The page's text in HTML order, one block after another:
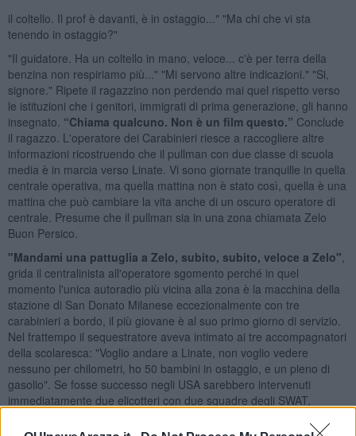
il coltello. Il prof è davanti, è in ostaggio..." "Ma chi che vi sta
tenendo in ostaggio?"
"Il guidatore. Ha un coltello in mano, veloce... c'è per terra della
benzina non respiriamo più..." "Mi servono altre indicazioni." "Si,
signore." Ripete il ragazzino non perdendo mai quel rispetto verso
le istituzioni che i genitori, immigrati di prima generazione, gli hanno
insegnato. “Chiama qualcuno. Non è un film questo.” Conclude
il ragazzo. L'operatore dei Carabinieri riesce a raccogliere altre
informazioni ricostruendo che il pullman con due classe di scuola
media è in marcia verso Linate. Vi sono giornate tranquille in quella
centrale operativa, ma quella mattina non è stato così, quella è una
mattina che può cambiare la vita anche di un oscuro operatore di
centrale. Presume che il pullman sia in una zona chiamata Zelo
Buon Persico.
"Mandami una pattuglia a Zelo, subito, subito, veloce a Zelo"
grida il centralinista all'operatore sgomento perché in quel
momento l'unica autoradio più vicina alla zona è la macchina della
stazione di San Donato Milanese eccezionalmente con tre
carabinieri a bordo, il più giovane è al suo primo giorno di servizio.
Nel frattempo il sequestratore aveva intimato ai tre accompagnatori
della scolaresca: "Voglio andare a Linate, non voglio vedere
nessuno per chilometri, ho 50 bambini in ostaggio, e un pieno di
gasolio". Se fosse successo negli USA sarebbero intervenuti
immediatamente due elicotteri con due squadre degli SWAT,
all'arrivo di due negoziatori e quattro tiratori scelti. Poi ne seguiva